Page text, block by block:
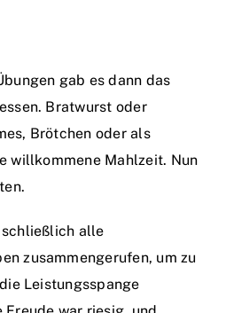
gab es dann das
Bratwurst oder
Brötchen oder als
willkommene Mahlzeit. Nun
schließlich alle
zusammengerufen, um zu
Leistungsspange